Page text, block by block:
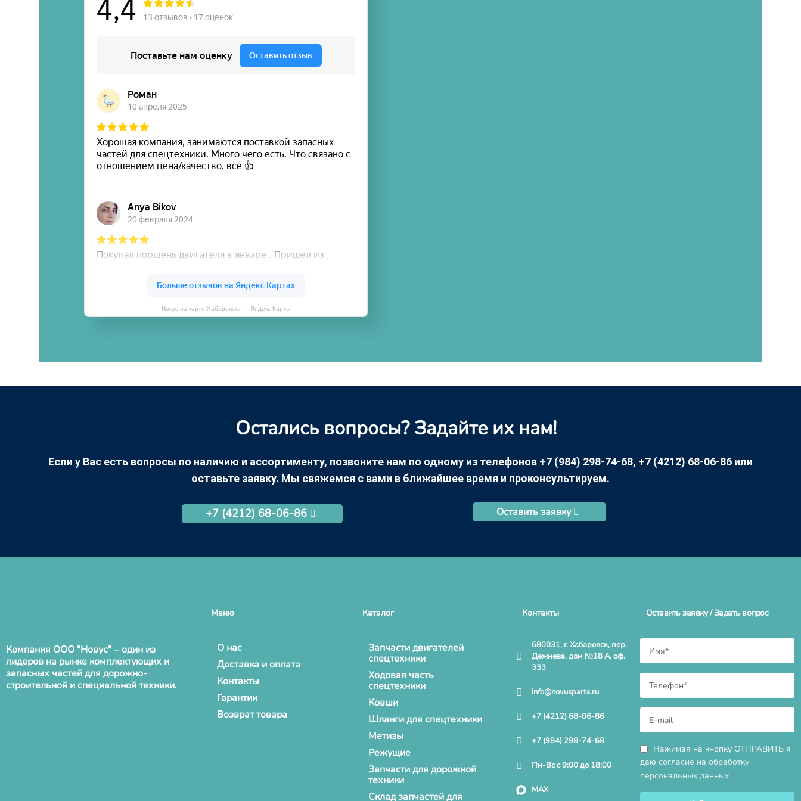
Новус на карте Хабаровска — Яндекс Карты
Остались вопросы? Задайте их нам!
Если у Вас есть вопросы по наличию и ассортименту, позвоните нам по одному из телефонов +7 (984) 298-74-68, +7 (4212) 68-06-86 или
оставьте заявку. Мы свяжемся с вами в ближайшее время и проконсультируем.
+7 (4212) 68-06-86 Оставить заявку
Компания ООО "Новус" – один из
лидеров на рынке комплектующих и
запасных частей для дорожно-
строительной и специальной техники.
Меню
О нас
Доставка и оплата
Контакты
Гарантии
Возврат товара
Каталог
Запчасти двигателей
спецтехники
Ходовая часть
спецтехники
Ковши
Шланги для спецтехники
Метизы
Режущие
Запчасти для дорожной
техники
Склад запчастей для
Контакты
680031, г. Хабаровск, пер.
Дежнева, дом №18 А, оф.
333
info@novusparts.ru
+7 (4212) 68-06-86
+7 (984) 298-74-68
Пн-Вс с 9:00 до 18:00
MAX
Оставить заявку / Задать вопрос
Нажимая на кнопку ОТПРАВИТЬ я
даю согласие на обработку
персональных данных